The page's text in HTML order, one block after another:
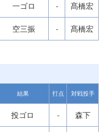
一ゴロ - 髙橋宏
空三振 - 髙橋宏
結果 打点 対戦投手
投ゴロ - 森下